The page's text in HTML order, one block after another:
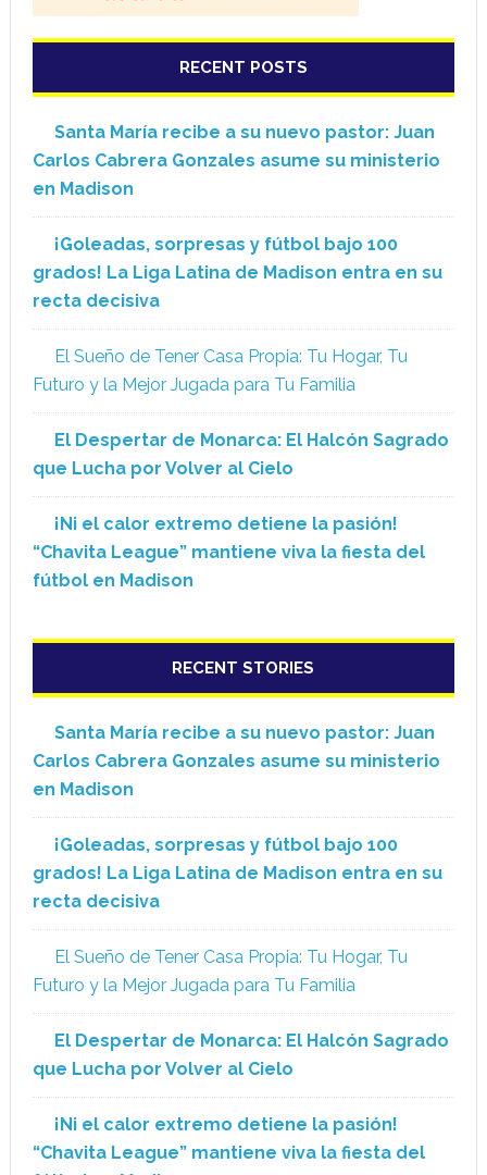
RECENT POSTS
Santa María recibe a su nuevo pastor: Juan
Carlos Cabrera Gonzales asume su ministerio
en Madison
¡Goleadas, sorpresas y fútbol bajo 100
grados! La Liga Latina de Madison entra en su
recta decisiva
El Sueño de Tener Casa Propia: Tu Hogar, Tu
Futuro y la Mejor Jugada para Tu Familia
El Despertar de Monarca: El Halcón Sagrado
que Lucha por Volver al Cielo
¡Ni el calor extremo detiene la pasión!
“Chavita League” mantiene viva la fiesta del
fútbol en Madison
RECENT STORIES
Santa María recibe a su nuevo pastor: Juan
Carlos Cabrera Gonzales asume su ministerio
en Madison
¡Goleadas, sorpresas y fútbol bajo 100
grados! La Liga Latina de Madison entra en su
recta decisiva
El Sueño de Tener Casa Propia: Tu Hogar, Tu
Futuro y la Mejor Jugada para Tu Familia
El Despertar de Monarca: El Halcón Sagrado
que Lucha por Volver al Cielo
¡Ni el calor extremo detiene la pasión!
“Chavita League” mantiene viva la fiesta del